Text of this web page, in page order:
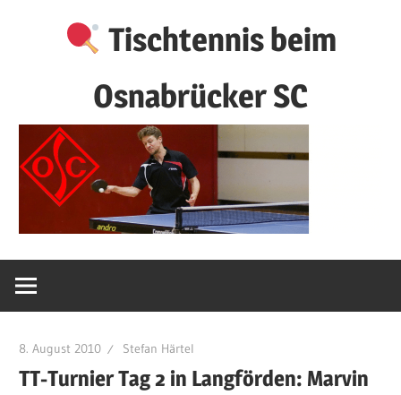
Tischtennis beim
Osnabrücker SC
8. August 2010 Stefan Härtel
TT-Turnier Tag 2 in Langförden: Marvin